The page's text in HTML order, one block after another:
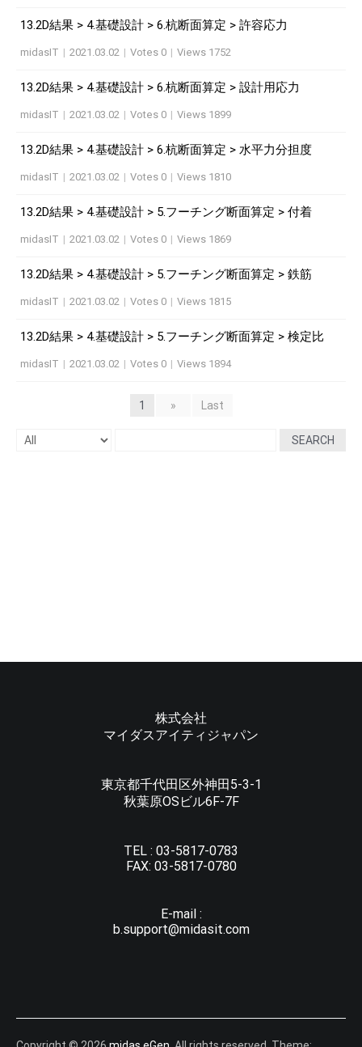
13.2D結果 > 4.基礎設計 > 6.杭断面算定 > 許容応力
midasIT | 2021.03.02 | Votes 0 | Views 1752
13.2D結果 > 4.基礎設計 > 6.杭断面算定 > 設計用応力
midasIT | 2021.03.02 | Votes 0 | Views 1899
13.2D結果 > 4.基礎設計 > 6.杭断面算定 > 水平力分担度
midasIT | 2021.03.02 | Votes 0 | Views 1810
13.2D結果 > 4.基礎設計 > 5.フーチング断面算定 > 付着
midasIT | 2021.03.02 | Votes 0 | Views 1869
13.2D結果 > 4.基礎設計 > 5.フーチング断面算定 > 鉄筋
midasIT | 2021.03.02 | Votes 0 | Views 1815
13.2D結果 > 4.基礎設計 > 5.フーチング断面算定 > 検定比
midasIT | 2021.03.02 | Votes 0 | Views 1894
1 » Last
SEARCH
株式会社
マイダスアイティジャパン
東京都千代田区外神田5-3-1
秋葉原OSビル6F-7F
TEL : 03-5817-0783
FAX: 03-5817-0780
E-mail :
b.support@midasit.com